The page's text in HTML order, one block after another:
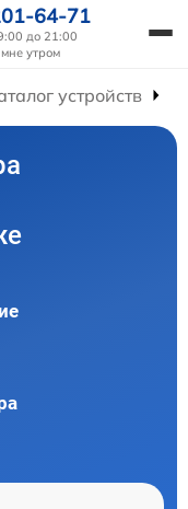
64-71
до 21:00
мне утром
устройств